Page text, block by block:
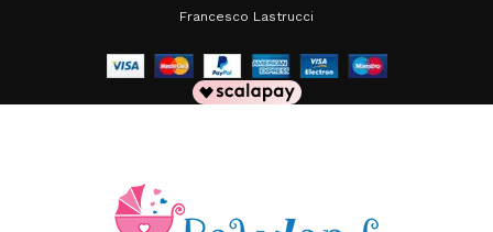
Francesco Lastrucci